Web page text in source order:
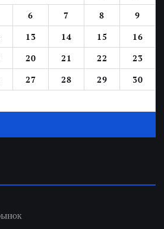
6 7 8
9
13 14 15
16
20 21 22
23
27 28 29
30